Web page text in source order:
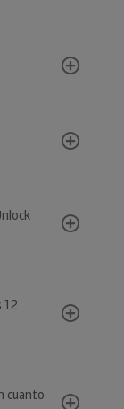
12
cuanto